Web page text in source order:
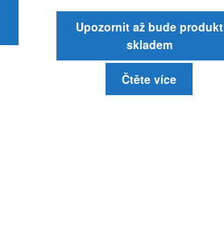
Upozornit až bude produkt
skladem
Čtěte více